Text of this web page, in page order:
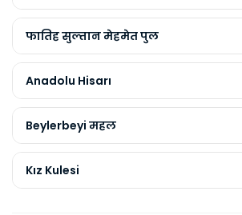
फातिह सुल्तान मेहमेत पुल
Anadolu Hisarı
Beylerbeyi महल
Kız Kulesi